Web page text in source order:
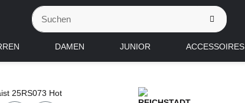
DAMEN JUNIOR ACCESSOIRES